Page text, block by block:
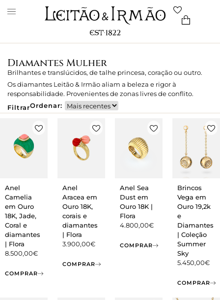
Diamantes Mulher
Brilhantes e translúcidos, de talhe princesa, coração ou outro.
Os diamantes Leitão & Irmão aliam a beleza e rigor à
responsabilidade. Provenientes de zonas livres de conflito.
FiltrarOrdenar:
Anel
Camelia
em Ouro
18K, Jade,
Coral e
diamantes
| Flora
8.500,00€
COMPRAR
Anel
Aracea em
Ouro 18K,
corais e
diamantes
| Flora
3.900,00€
COMPRAR
Anel Sea
Dust em
Ouro 18K |
Flora
4.800,00€
COMPRAR
Brincos
Vega em
Ouro 19,2k
e
Diamantes
| Coleção
Summer
Sky
5.450,00€
COMPRAR